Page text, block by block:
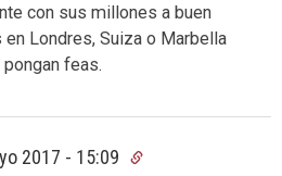
con sus millones a buen
Londres, Suiza o Marbella
feas.
2017 - 15:09